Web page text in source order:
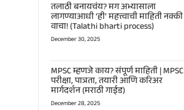
तलाठी बनायचंय? मग अभ्यासाला
लागण्याआधी ‘ही’ महत्त्वाची माहिती नक्की
वाचा! (Talathi bharti process)
December 30, 2025
MPSC म्हणजे काय? संपूर्ण माहिती | MPSC
परीक्षा, पात्रता, तयारी आणि करिअर
मार्गदर्शन (मराठी गाईड)
December 28, 2025